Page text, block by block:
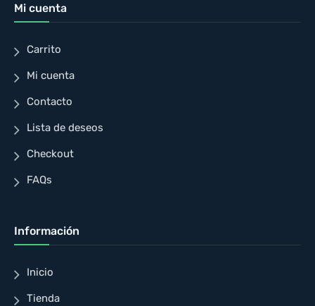
Mi cuenta
Carrito
Mi cuenta
Contacto
Lista de deseos
Checkout
FAQs
Información
Inicio
Tienda